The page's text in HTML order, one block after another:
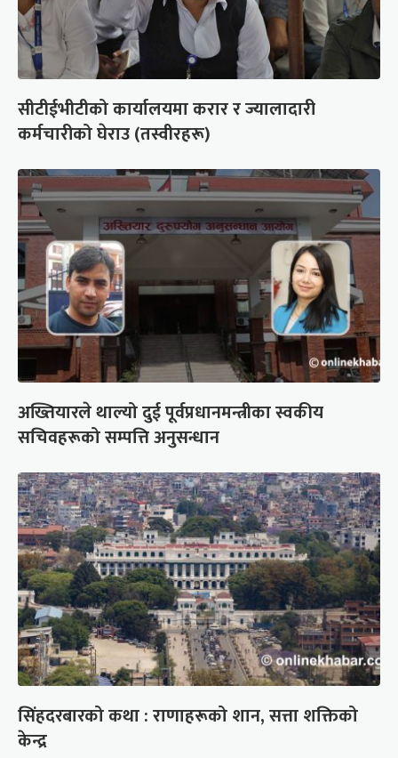
सीटीईभीटीको कार्यालयमा करार र ज्यालादारी
कर्मचारीको घेराउ (तस्वीरहरू)
अख्तियारले थाल्यो दुई पूर्वप्रधानमन्त्रीका स्वकीय
सचिवहरूको सम्पत्ति अनुसन्धान
सिंहदरबारको कथा : राणाहरूको शान, सत्ता शक्तिको
केन्द्र